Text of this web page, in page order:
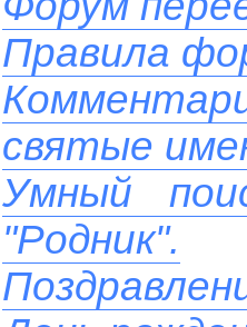
Правила
святые
Умный
"Родник".